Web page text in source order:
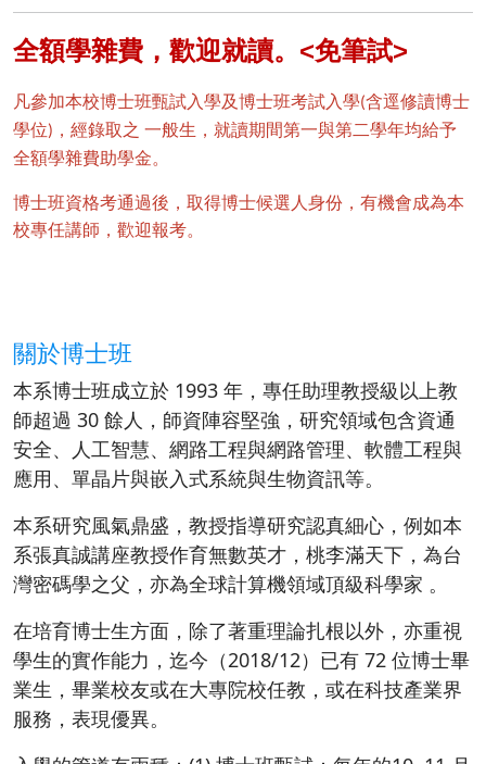
全額學雜費，歡迎就讀。<免筆試>
凡參加本校博士班甄試入學及博士班考試入學(含逕修讀博士
學位) ，經錄取之 一般生，就讀期間第一與第二學年均給予
全額學雜費助學金。
博士班資格考通過後，取得博士候選人身份，有機會成為本
校專任講師，歡迎報考。
關於博士班
本系博士班成立於 1993 年，專任助理教授級以上教
師超過 30 餘人，師資陣容堅強，研究領域包含資通
安全、人工智慧、網路工程與網路管理、軟體工程與
應用、單晶片與嵌入式系統與生物資訊等。
本系研究風氣鼎盛，教授指導研究認真細心，例如本
系張真誠講座教授作育無數英才，桃李滿天下，為台
灣密碼學之父，亦為全球計算機領域頂級科學家 。
在培育博士生方面，除了著重理論扎根以外，亦重視
學生的實作能力，迄今（2018/12）已有 72 位博士畢
業生，畢業校友或在大專院校任教，或在科技產業界
服務，表現優異。